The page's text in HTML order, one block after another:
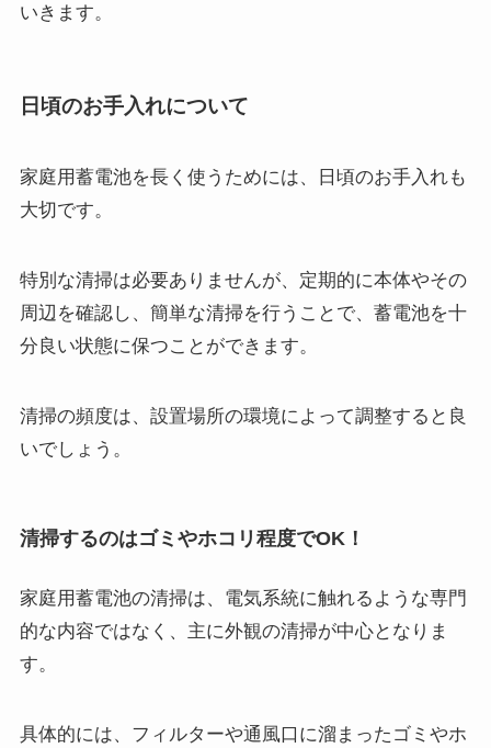
いきます。
日頃のお手入れについて
家庭用蓄電池を長く使うためには、日頃のお手入れも
大切です。
特別な清掃は必要ありませんが、定期的に本体やその
周辺を確認し、簡単な清掃を行うことで、蓄電池を十
分良い状態に保つことができます。
清掃の頻度は、設置場所の環境によって調整すると良
いでしょう。
清掃するのはゴミやホコリ程度でOK！
家庭用蓄電池の清掃は、電気系統に触れるような専門
的な内容ではなく、主に外観の清掃が中心となりま
す。
具体的には、フィルターや通風口に溜まったゴミやホ